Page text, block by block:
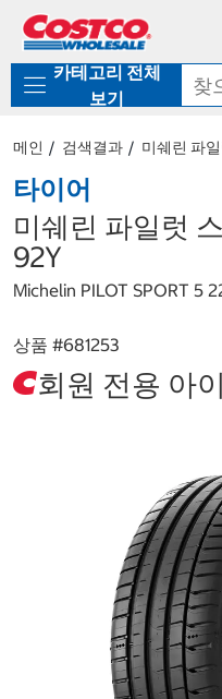
로
기
가
카테고리 전체
보기
메인 검색결과 미쉐린 파
타이어
미쉐린 파일럿
92Y
Michelin PILOT SPORT 5
상품 #681253
회원 전용 아